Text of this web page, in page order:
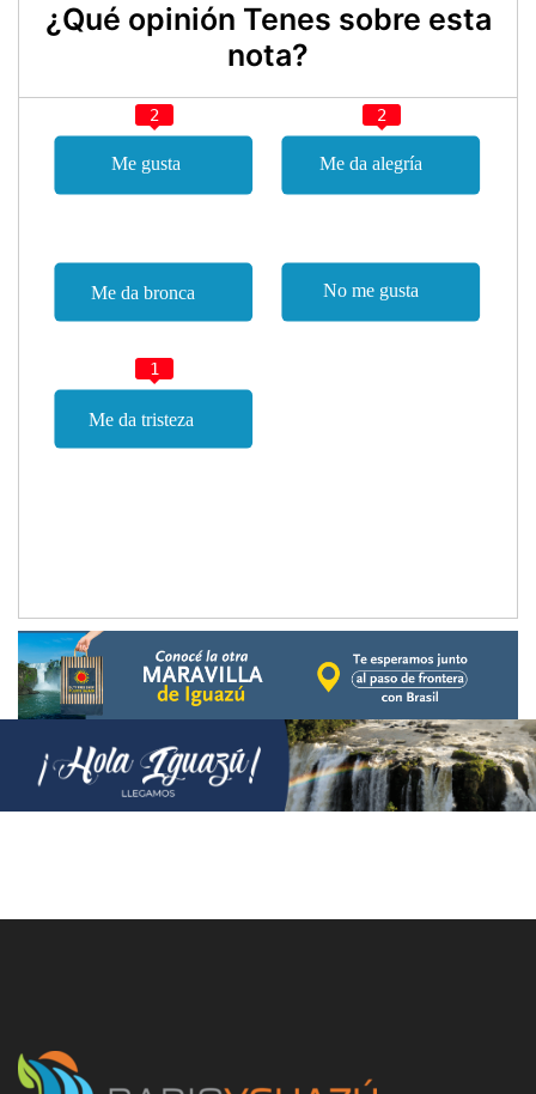
¿Qué opinión Tenes sobre esta
nota?
2 2
1